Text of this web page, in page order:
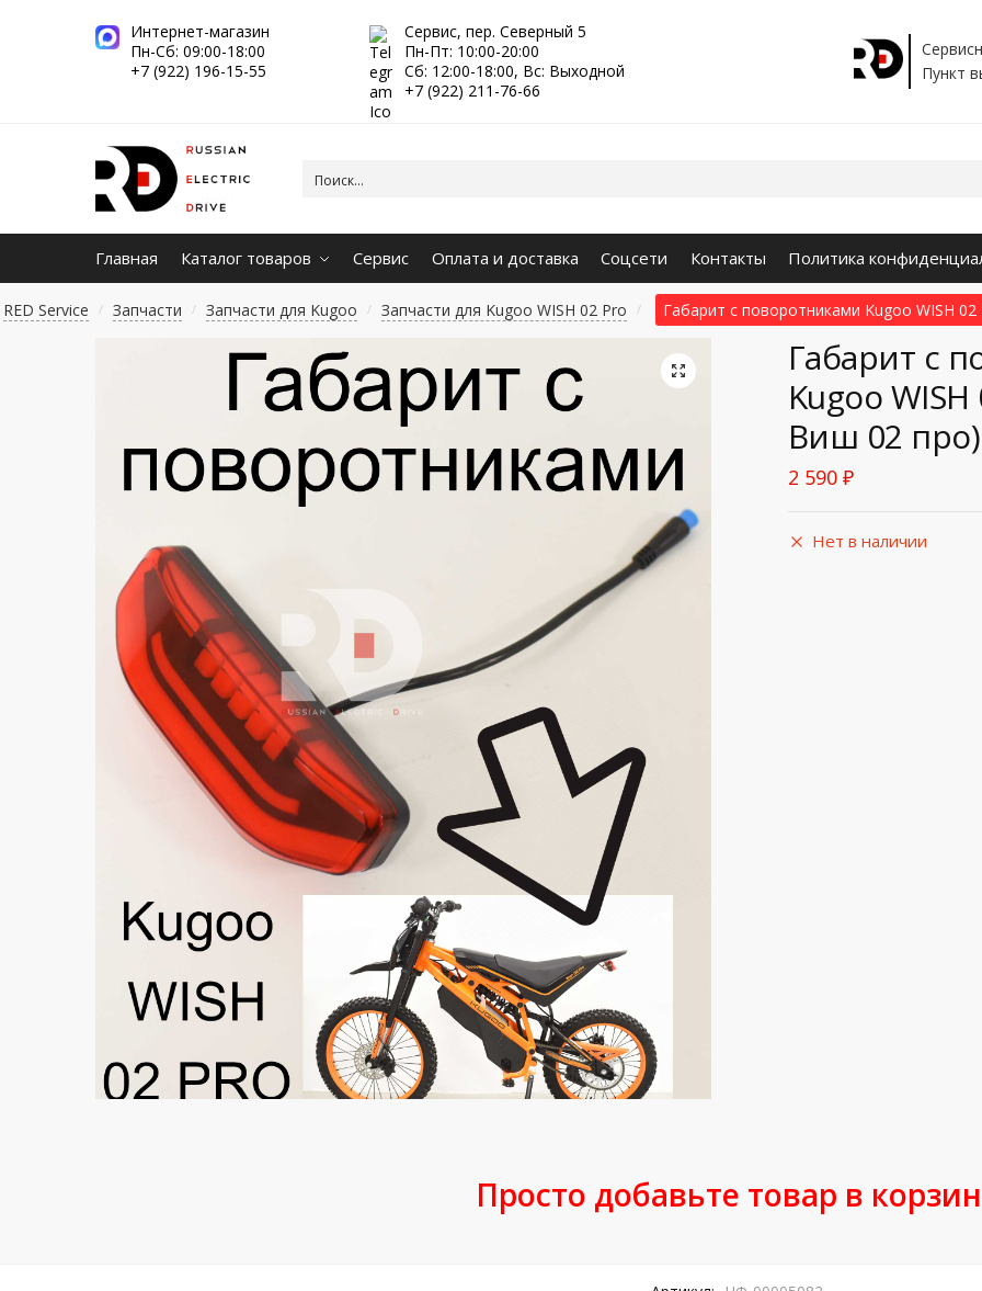
Интернет-магазин
Пн-Сб: 09:00-18:00
+7 (922) 196-15-55
Сервис, пер. Северный 5
Пн-Пт: 10:00-20:00
Сб: 12:00-18:00, Вс: Выходной
+7 (922) 211-76-66
Пункт
Главная Каталог товаров Сервис Оплата и доставка Соцсети Контакты Политика
RED Service / Запчасти / Запчасти для Kugoo / Запчасти для Kugoo WISH 02 Pro / Габарит с поворотниками Kugoo WISH
🔍
Габарит с
Kugoo WISH
Виш 02 про)
2 590 ₽
Нет в наличии
Просто добавьте товар в